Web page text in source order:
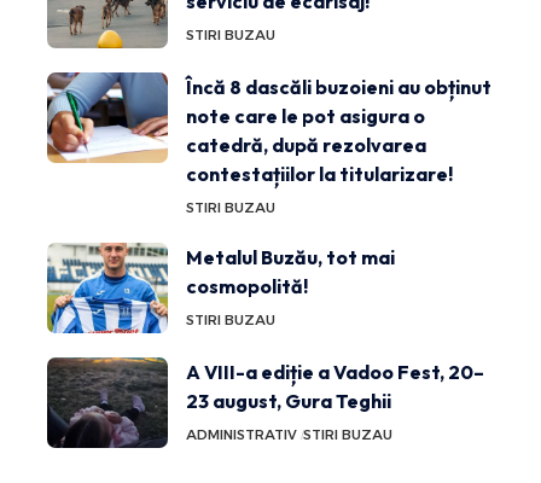
STIRI BUZAU
Încă 8 dascăli buzoieni au obținut
note care le pot asigura o
catedră, după rezolvarea
contestațiilor la titularizare!
STIRI BUZAU
Metalul Buzău, tot mai
cosmopolită!
STIRI BUZAU
A VIII-a ediție a Vadoo Fest, 20–
23 august, Gura Teghii
ADMINISTRATIV STIRI BUZAU